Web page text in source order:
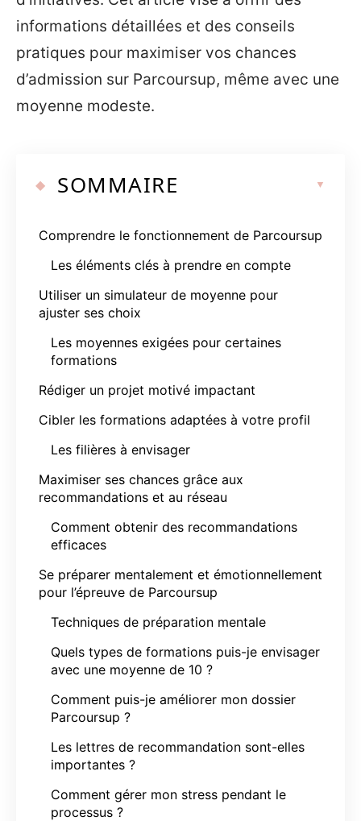
informations détaillées et des conseils
pratiques pour maximiser vos chances
d’admission sur Parcoursup, même avec une
moyenne modeste.
SOMMAIRE
Comprendre le fonctionnement de Parcoursup
Les éléments clés à prendre en compte
Utiliser un simulateur de moyenne pour
ajuster ses choix
Les moyennes exigées pour certaines
formations
Rédiger un projet motivé impactant
Cibler les formations adaptées à votre profil
Les filières à envisager
Maximiser ses chances grâce aux
recommandations et au réseau
Comment obtenir des recommandations
efficaces
Se préparer mentalement et émotionnellement
pour l’épreuve de Parcoursup
Techniques de préparation mentale
Quels types de formations puis-je envisager
avec une moyenne de 10 ?
Comment puis-je améliorer mon dossier
Parcoursup ?
Les lettres de recommandation sont-elles
importantes ?
Comment gérer mon stress pendant le
processus ?